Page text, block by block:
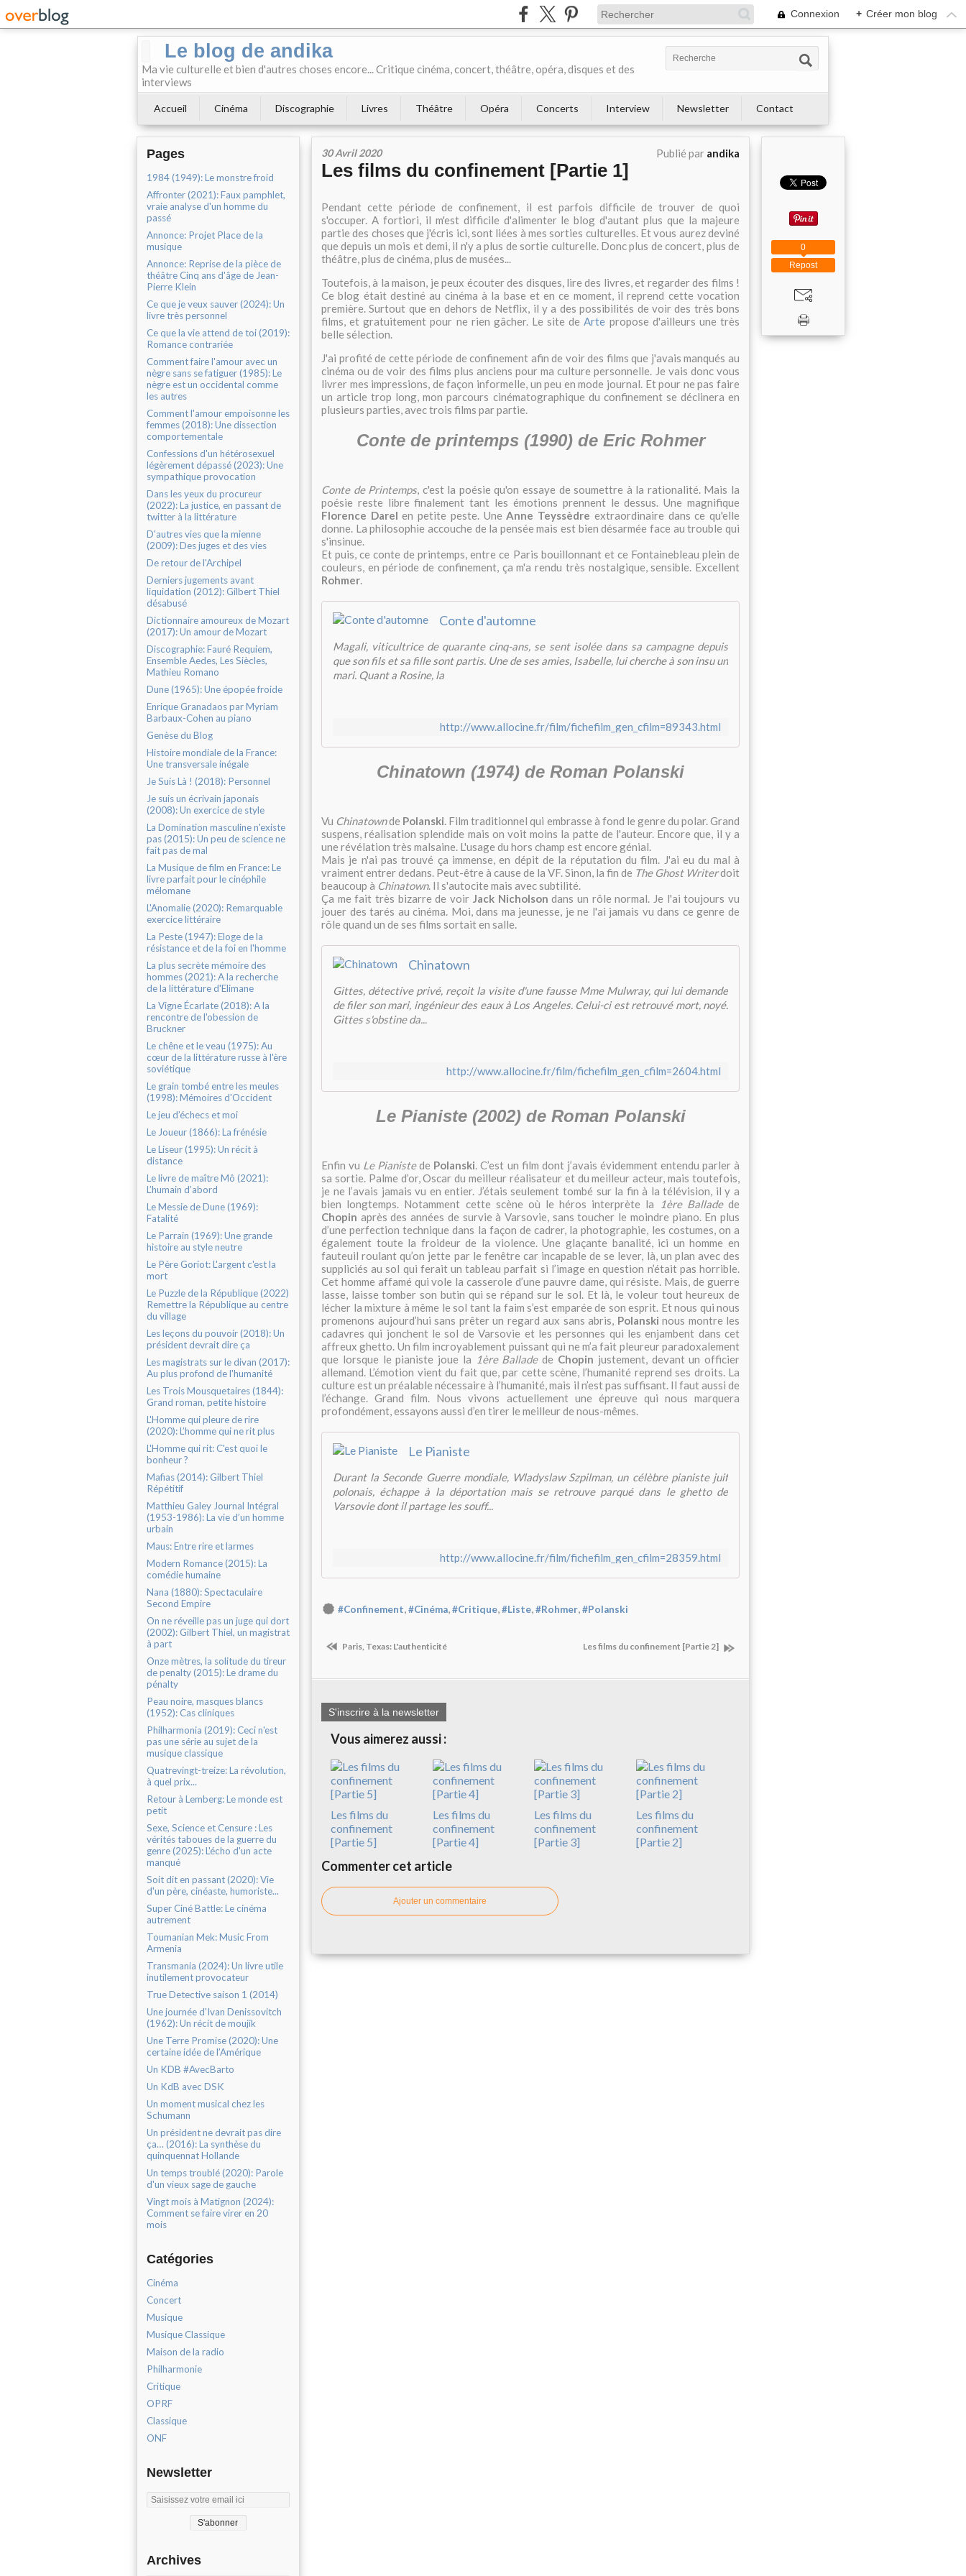
Connexion + Créer mon blog
Le blog de andika
Ma vie culturelle et bien d'autres choses encore... Critique cinéma, concert, théâtre, opéra, disques et des
interviews
Accueil Cinéma Discographie Livres Théâtre Opéra Concerts Interview Newsletter Contact
Pages
1984 (1949): Le monstre froid
Affronter (2021): Faux pamphlet,
vraie analyse d'un homme du
passé
Annonce: Projet Place de la
musique
Annonce: Reprise de la pièce de
théâtre Cinq ans d'âge de Jean-
Pierre Klein
Ce que je veux sauver (2024): Un
livre très personnel
Ce que la vie attend de toi (2019):
Romance contrariée
Comment faire l'amour avec un
nègre sans se fatiguer (1985): Le
nègre est un occidental comme
les autres
Comment l'amour empoisonne les
femmes (2018): Une dissection
comportementale
Confessions d'un hétérosexuel
légèrement dépassé (2023): Une
sympathique provocation
Dans les yeux du procureur
(2022): La justice, en passant de
twitter à la littérature
D'autres vies que la mienne
(2009): Des juges et des vies
De retour de l'Archipel
Derniers jugements avant
liquidation (2012): Gilbert Thiel
désabusé
Dictionnaire amoureux de Mozart
(2017): Un amour de Mozart
Discographie: Fauré Requiem,
Ensemble Aedes, Les Siècles,
Mathieu Romano
Dune (1965): Une épopée froide
Enrique Granadaos par Myriam
Barbaux-Cohen au piano
Genèse du Blog
Histoire mondiale de la France:
Une transversale inégale
Je Suis Là ! (2018): Personnel
Je suis un écrivain japonais
(2008): Un exercice de style
La Domination masculine n'existe
pas (2015): Un peu de science ne
fait pas de mal
La Musique de film en France: Le
livre parfait pour le cinéphile
mélomane
L'Anomalie (2020): Remarquable
exercice littéraire
La Peste (1947): Eloge de la
résistance et de la foi en l'homme
La plus secrète mémoire des
hommes (2021): A la recherche
de la littérature d'Elimane
La Vigne Écarlate (2018): A la
rencontre de l'obession de
Bruckner
Le chêne et le veau (1975): Au
cœur de la littérature russe à l'ère
soviétique
Le grain tombé entre les meules
(1998): Mémoires d'Occident
Le jeu d’échecs et moi
Le Joueur (1866): La frénésie
Le Liseur (1995): Un récit à
distance
Le livre de maître Mô (2021):
L’humain d’abord
Le Messie de Dune (1969):
Fatalité
Le Parrain (1969): Une grande
histoire au style neutre
Le Père Goriot: L'argent c'est la
mort
Le Puzzle de la République (2022)
Remettre la République au centre
du village
Les leçons du pouvoir (2018): Un
président devrait dire ça
Les magistrats sur le divan (2017):
Au plus profond de l'humanité
Les Trois Mousquetaires (1844):
Grand roman, petite histoire
L'Homme qui pleure de rire
(2020): L’homme qui ne rit plus
L'Homme qui rit: C'est quoi le
bonheur ?
Mafias (2014): Gilbert Thiel
Répétitif
Matthieu Galey Journal Intégral
(1953-1986): La vie d’un homme
urbain
Maus: Entre rire et larmes
Modern Romance (2015): La
comédie humaine
Nana (1880): Spectaculaire
Second Empire
On ne réveille pas un juge qui dort
(2002): Gilbert Thiel, un magistrat
à part
Onze mètres, la solitude du tireur
de penalty (2015): Le drame du
pénalty
Peau noire, masques blancs
(1952): Cas cliniques
Philharmonia (2019): Ceci n'est
pas une série au sujet de la
musique classique
Quatrevingt-treize: La révolution,
à quel prix...
Retour à Lemberg: Le monde est
petit
Sexe, Science et Censure : Les
vérités taboues de la guerre du
genre (2025): L'écho d'un acte
manqué
Soit dit en passant (2020): Vie
d'un père, cinéaste, humoriste...
Super Ciné Battle: Le cinéma
autrement
Toumanian Mek: Music From
Armenia
Transmania (2024): Un livre utile
inutilement provocateur
True Detective saison 1 (2014)
Une journée d'Ivan Denissovitch
(1962): Un récit de moujik
Une Terre Promise (2020): Une
certaine idée de l’Amérique
Un KDB #AvecBarto
Un KdB avec DSK
Un moment musical chez les
Schumann
Un président ne devrait pas dire
ça… (2016): La synthèse du
quinquennat Hollande
Un temps troublé (2020): Parole
d'un vieux sage de gauche
Vingt mois à Matignon (2024):
Comment se faire virer en 20
mois
Catégories
Cinéma
Concert
Musique
Musique Classique
Maison de la radio
Philharmonie
Critique
OPRF
Classique
ONF
Newsletter
Archives
30 Avril 2020 Publié par andika
Les films du confinement [Partie 1]
Pendant cette période de confinement, il est parfois difficile de trouver de quoi
s'occuper. A fortiori, il m'est difficile d'alimenter le blog d'autant plus que la majeure
partie des choses que j'écris ici, sont liées à mes sorties culturelles. Et vous aurez deviné
que depuis un mois et demi, il n'y a plus de sortie culturelle. Donc plus de concert, plus de
théâtre, plus de cinéma, plus de musées...
Toutefois, à la maison, je peux écouter des disques, lire des livres, et regarder des films !
Ce blog était destiné au cinéma à la base et en ce moment, il reprend cette vocation
première. Surtout que en dehors de Netflix, il y a des possibilités de voir des très bons
films, et gratuitement pour ne rien gâcher. Le site deArte propose d'ailleurs une très
belle sélection.
J'ai profité de cette période de confinement afin de voir des films que j'avais manqués au
cinéma ou de voir des films plus anciens pour ma culture personnelle. Je vais donc vous
livrer mes impressions, de façon informelle, un peu en mode journal. Et pour ne pas faire
un article trop long, mon parcours cinématographique du confinement se déclinera en
plusieurs parties, avec trois films par partie.
Conte de printemps (1990) de Eric Rohmer
Conte de Printemps, c'est la poésie qu'on essaye de soumettre à la rationalité. Mais la
poésie reste libre finalement tant les émotions prennent le dessus. Une magnifique
Florence Darel en petite peste. UneAnne Teyssèdre extraordinaire dans ce qu'elle
donne. La philosophie accouche de la pensée mais est bien désarmée face au trouble qui
s'insinue.
Et puis, ce conte de printemps, entre ce Paris bouillonnant et ce Fontainebleau plein de
couleurs, en période de confinement, ça m'a rendu très nostalgique, sensible. Excellent
Rohmer.
Conte d'automne
Magali, viticultrice de quarante cinq-ans, se sent isolée dans sa campagne depuis
que son fils et sa fille sont partis. Une de ses amies, Isabelle, lui cherche à son insu un
mari. Quant a Rosine, la
http://www.allocine.fr/film/fichefilm_gen_cfilm=89343.html
Chinatown (1974) de Roman Polanski
Vu Chinatownde Polanski. Film traditionnel qui embrasse à fond le genre du polar. Grand
suspens, réalisation splendide mais on voit moins la patte de l'auteur. Encore que, il y a
une révélation très malsaine. L'usage du hors champ est encore génial.
Mais je n'ai pas trouvé ça immense, en dépit de la réputation du film. J'ai eu du mal à
vraiment entrer dedans. Peut-être à cause de la VF. Sinon, la fin de The Ghost Writerdoit
beaucoup à Chinatown. Il s'autocite mais avec subtilité.
Ça me fait très bizarre de voir Jack Nicholson dans un rôle normal. Je l'ai toujours vu
jouer des tarés au cinéma. Moi, dans ma jeunesse, je ne l'ai jamais vu dans ce genre de
rôle quand un de ses films sortait en salle.
Chinatown
Gittes, détective privé, reçoit la visite d'une fausse Mme Mulwray, qui lui demande
de filer son mari, ingénieur des eaux à Los Angeles. Celui-ci est retrouvé mort, noyé.
Gittes s'obstine da...
http://www.allocine.fr/film/fichefilm_gen_cfilm=2604.html
Le Pianiste (2002) de Roman Polanski
Enfin vu Le Pianistede Polanski. C’est un film dont j’avais évidemment entendu parler à
sa sortie. Palme d’or, Oscar du meilleur réalisateur et du meilleur acteur, mais toutefois,
je ne l’avais jamais vu en entier. J’étais seulement tombé sur la fin à la télévision, il y a
bien longtemps. Notamment cette scène où le héros interprète la
1ère Balladede
Chopin après des années de survie à Varsovie, sans toucher le moindre piano. En plus
d’une perfection technique dans la façon de cadrer, la photographie, les costumes, on a
également toute la froideur de la violence. Une glaçante banalité, ici un homme en
fauteuil roulant qu’on jette par le fenêtre car incapable de se lever, là, un plan avec des
suppliciés au sol qui ferait un tableau parfait si l’image en question n’était pas horrible.
Cet homme affamé qui vole la casserole d’une pauvre dame, qui résiste. Mais, de guerre
lasse, laisse tomber son butin qui se répand sur le sol. Et là, le voleur tout heureux de
lécher la mixture à même le sol tant la faim s’est emparée de son esprit. Et nous qui nous
promenons aujourd’hui sans prêter un regard aux sans abris, Polanski nous montre les
cadavres qui jonchent le sol de Varsovie et les personnes qui les enjambent dans cet
affreux ghetto. Un film incroyablement puissant qui ne m’a fait pleureur paradoxalement
que lorsque le pianiste joue la 1ère Balladede Chopin justement, devant un officier
allemand. L’émotion vient du fait que, par cette scène, l’humanité reprend ses droits. La
culture est un préalable nécessaire à l’humanité, mais il n’est pas suffisant. Il faut aussi de
l’échange. Grand film. Nous vivons actuellement une épreuve qui nous marquera
profondément, essayons aussi d’en tirer le meilleur de nous-mêmes.
Le Pianiste
Durant la Seconde Guerre mondiale, Wladyslaw Szpilman, un célèbre pianiste juif
polonais, échappe à la déportation mais se retrouve parqué dans le ghetto de
Varsovie dont il partage les souff...
http://www.allocine.fr/film/fichefilm_gen_cfilm=28359.html
#Confinement,#Cinéma,#Critique,#Liste,#Rohmer,#Polanski
Paris, Texas: L'authenticité Les films du confinement [Partie 2]
S'inscrire à la newsletter
Vous aimerez aussi :
Les films du
confinement
[Partie 5]
Les films du
confinement
[Partie 4]
Les films du
confinement
[Partie 3]
Les films du
confinement
[Partie 2]
Commenter cet article
Ajouter un commentaire
Repost
0